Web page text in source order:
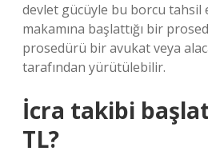
devlet gücüyle bu borcu tahsil
makamına başlattığı bir
prosedürü bir avukat veya
tarafından yürütülebilir.
İcra takibi
TL?